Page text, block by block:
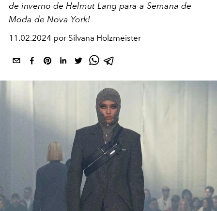
de inverno de Helmut Lang para a Semana de
Moda de Nova York!
11.02.2024 por Silvana Holzmeister